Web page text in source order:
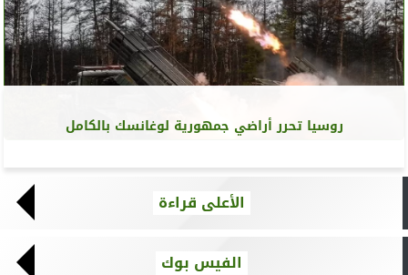
روسيا تحرر أراضي جمهورية لوغانسك بالكامل
الأعلى قراءة
الفيس بوك